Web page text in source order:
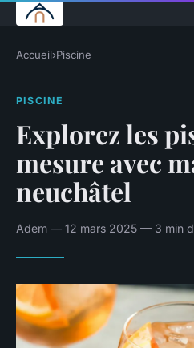
Accueil›Piscine
PISCINE
Explorez les
mesure avec
neuchâtel
Adem — 12 mars 2025 — 3 min